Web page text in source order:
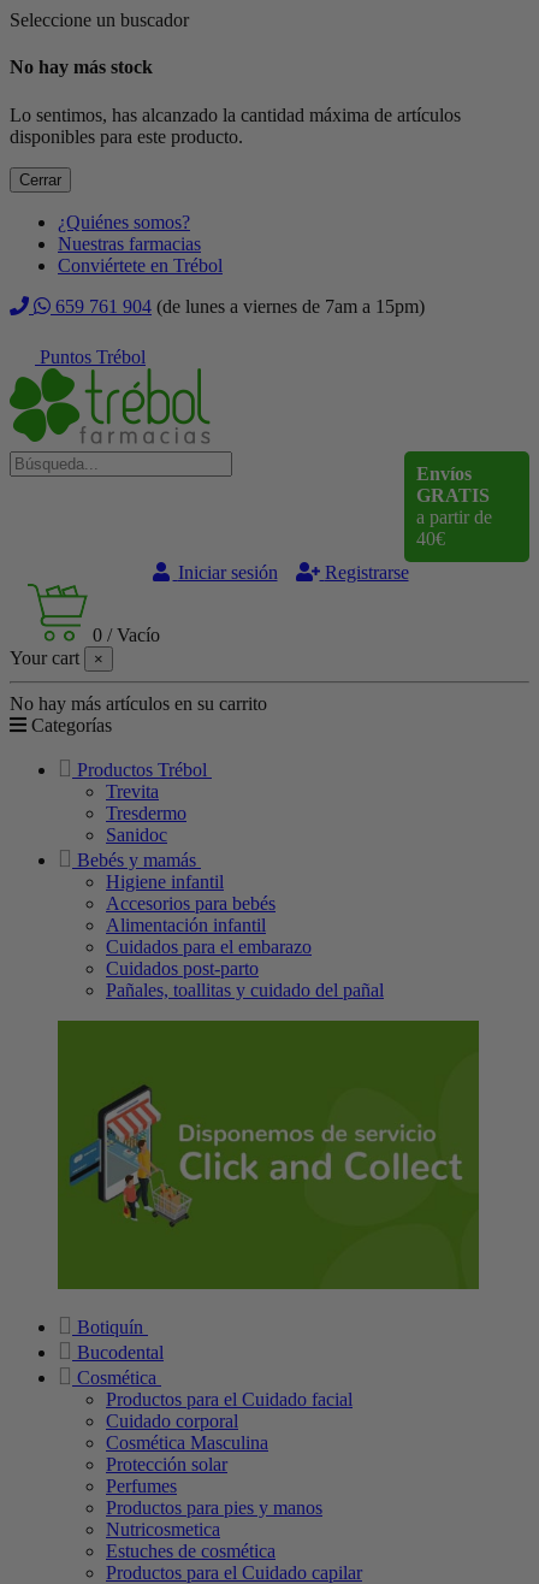
Seleccione un buscador
No hay más stock
Lo sentimos, has alcanzado la cantidad máxima de artículos
disponibles para este producto.
Cerrar
¿Quiénes somos?
Nuestras farmacias
Conviértete en Trébol
659 761 904 (de lunes a viernes de 7am a 15pm)
Puntos Trébol
Envíos
GRATIS
a partir de
40€
Iniciar sesión
Registrarse
0 /Vacío
Your cart
×
No hay más artículos en su carrito
Categorías
Productos Trébol
Trevita
Tresdermo
Sanidoc
Bebés y mamás
Higiene infantil
Accesorios para bebés
Alimentación infantil
Cuidados para el embarazo
Cuidados post-parto
Pañales, toallitas y cuidado del pañal
Botiquín
Bucodental
Cosmética
Productos para el Cuidado facial
Cuidado corporal
Cosmética Masculina
Protección solar
Perfumes
Productos para pies y manos
Nutricosmetica
Estuches de cosmética
Productos para el Cuidado capilar